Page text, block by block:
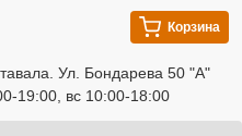
Ул. Бондарева 50 "А"
19:00, вс 10:00-18:00
Корзина